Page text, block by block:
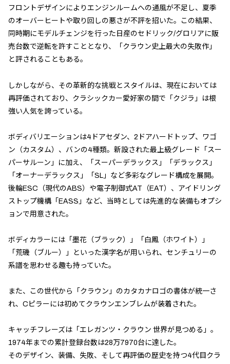
フロントデザインによりエンジンルームへの通風が不足し、夏季
のオーバーヒートや取り回しの悪さが不評を招いた。この結果、
同時期にモデルチェンジを行った日産のセドリック/グロリアに販
売台数で逆転を許すこととなり、「クラウン史上最大の失敗作」
と評されることもある。
しかしながら、その革新的な挑戦とスタイルは、現在においては
再評価されており、クラシックカー愛好家の間で「クジラ」は根
強い人気を誇っている。
ボディバリエーションは4ドアセダン、2ドアハードトップ、ワゴ
ン（カスタム）、バンの4種類。新設された最上級グレード「スー
パーサルーン」に加え、「スーパーデラックス」「デラックス」
「オーナーデラックス」「SL」など多彩なグレード構成を展開。
後輪ESC（現代のABS）や電子制御式AT（EAT）、アイドリング
ストップ機構「EASS」など、当時としては先進的な装備もオプシ
ョンで用意された。
ボディカラーには「墨花（ブラック）」「白鳳（ホワイト）」
「荒磯（ブルー）」といった漢字名が用いられ、センチュリーの
系譜を思わせる趣も持っていた。
また、この世代から「クラウン」のカタカナロゴの書体が統一さ
れ、Cピラーには初めてクラウンエンブレムが装着された。
キャッチフレーズは「エレガンツ・クラウン 世界が見つめる」。
1974年までの累計登録台数は28万7970台に達した。
そのデザイン、装備、失敗、そして再評価の歴史を持つ4代目クラ